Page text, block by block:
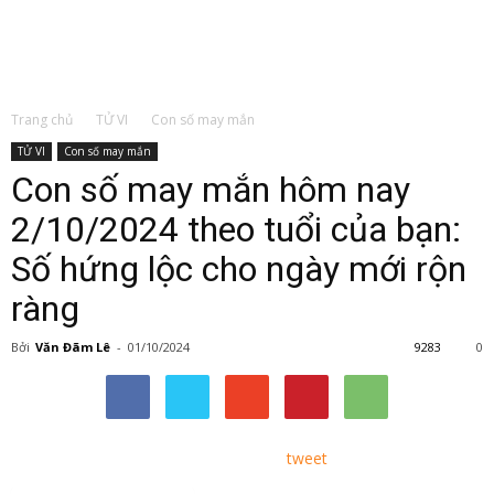
Trang chủ TỬ VI Con số may mắn
TỬ VI Con số may mắn
Con số may mắn hôm nay
2/10/2024 theo tuổi của bạn:
Số hứng lộc cho ngày mới rộn
ràng
Bởi Văn Đãm Lê - 01/10/2024 0
9283
tweet